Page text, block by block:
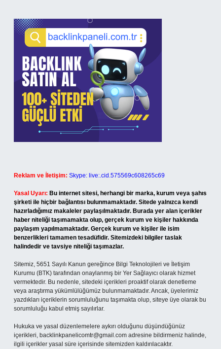
Reklam ve İletişim: Skype: live:.cid.575569c608265c69
Yasal Uyarı: Bu internet sitesi, herhangi bir marka, kurum veya şahıs
şirketi ile hiçbir bağlantısı bulunmamaktadır. Sitede yalnızca kendi
hazırladığımız makaleler paylaşılmaktadır. Burada yer alan içerikler
haber niteliği taşımamakta olup, gerçek kurum ve kişiler hakkında
paylaşım yapılmamaktadır. Gerçek kurum ve kişiler ile isim
benzerlikleri tamamen tesadüfidir. Sitemizdeki bilgiler taslak
halindedir ve tavsiye niteliği taşımazlar.
Sitemiz, 5651 Sayılı Kanun gereğince Bilgi Teknolojileri ve İletişim
Kurumu (BTK) tarafından onaylanmış bir Yer Sağlayıcı olarak hizmet
vermektedir. Bu nedenle, sitedeki içerikleri proaktif olarak denetleme
veya araştırma yükümlülüğümüz bulunmamaktadır. Ancak, üyelerimiz
yazdıkları içeriklerin sorumluluğunu taşımakta olup, siteye üye olarak bu
sorumluluğu kabul etmiş sayılırlar.
Hukuka ve yasal düzenlemelere aykırı olduğunu düşündüğünüz
içerikleri, backlinkpanelicomtr@gmail.com adresine bildirmeniz halinde,
ilgili içerikler yasal süre içerisinde sitemizden kaldırılacaktır.